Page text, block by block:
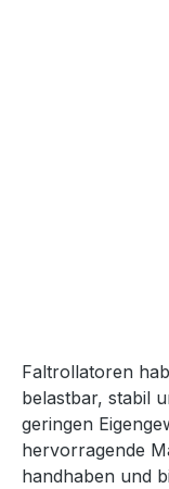
Faltrollatoren
belastbar, stabil
geringen
hervorragende
handhaben und